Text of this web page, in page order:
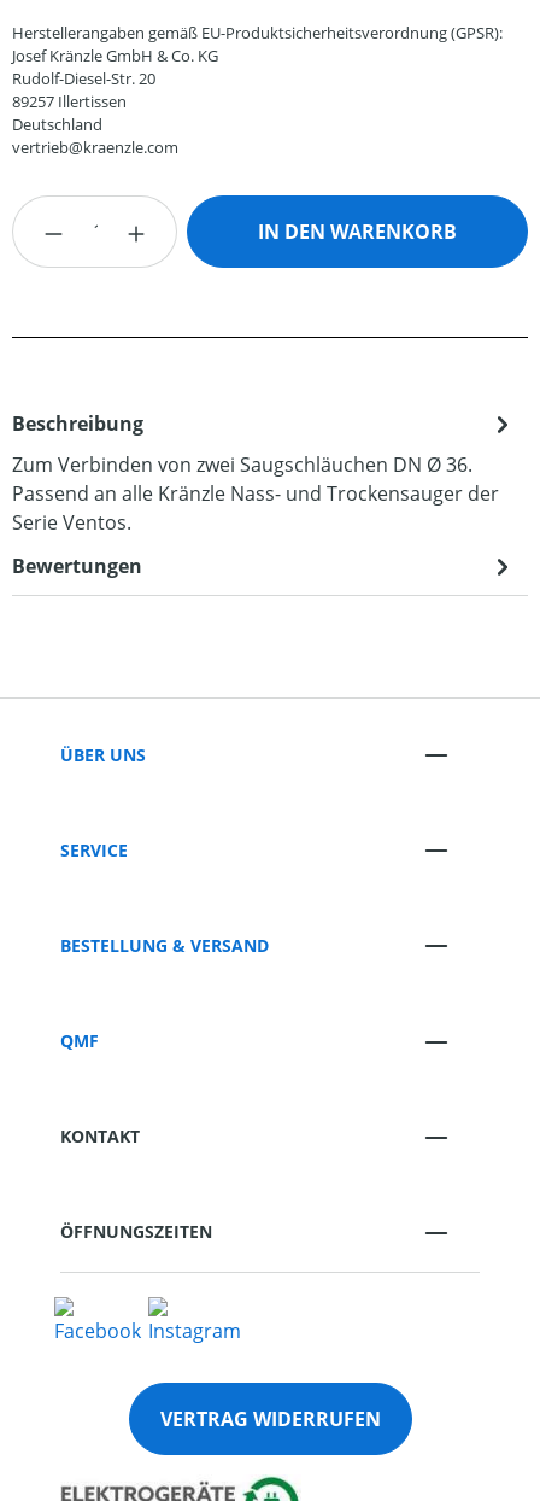
Herstellerangaben gemäß EU-Produktsicherheitsverordnung (GPSR):
Josef Kränzle GmbH & Co. KG
Rudolf-Diesel-Str. 20
89257 Illertissen
Deutschland
vertrieb@kraenzle.com
Produkt Anzahl: Gib den gewünschten
IN DEN WARENKORB
Beschreibung
Zum Verbinden von zwei Saugschläuchen DN Ø 36.
Passend an alle Kränzle Nass- und Trockensauger der
Serie Ventos.
Bewertungen
ÜBER UNS
SERVICE
BESTELLUNG & VERSAND
QMF
KONTAKT
ÖFFNUNGSZEITEN
VERTRAG WIDERRUFEN